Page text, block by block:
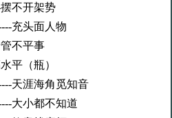
不开架势
充头面人物
不平事
平（瓶）
天涯海角觅知音
大小都不知道